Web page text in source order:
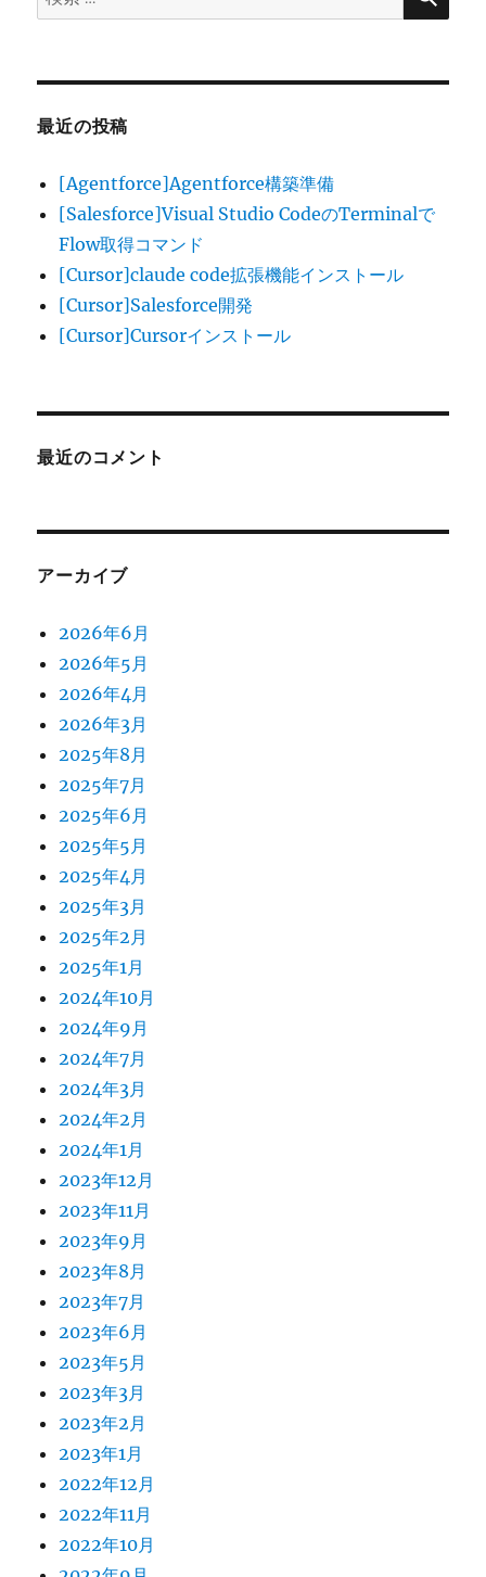
に
索:
最近の投稿
[Agentforce]Agentforce構築準備
[Salesforce]Visual Studio CodeのTerminalで
Flow取得コマンド
[Cursor]claude code拡張機能インストール
[Cursor]Salesforce開発
[Cursor]Cursorインストール
最近のコメント
アーカイブ
2026年6月
2026年5月
2026年4月
2026年3月
2025年8月
2025年7月
2025年6月
2025年5月
2025年4月
2025年3月
2025年2月
2025年1月
2024年10月
2024年9月
2024年7月
2024年3月
2024年2月
2024年1月
2023年12月
2023年11月
2023年9月
2023年8月
2023年7月
2023年6月
2023年5月
2023年3月
2023年2月
2023年1月
2022年12月
2022年11月
2022年10月